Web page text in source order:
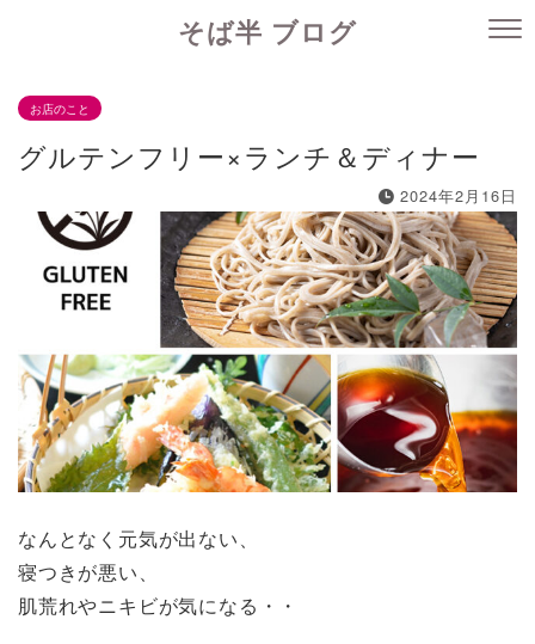
そば半 ブログ
お店のこと
グルテンフリー×ランチ＆ディナー
2024年2月16日
なんとなく元気が出ない、
寝つきが悪い、
肌荒れやニキビが気になる・・